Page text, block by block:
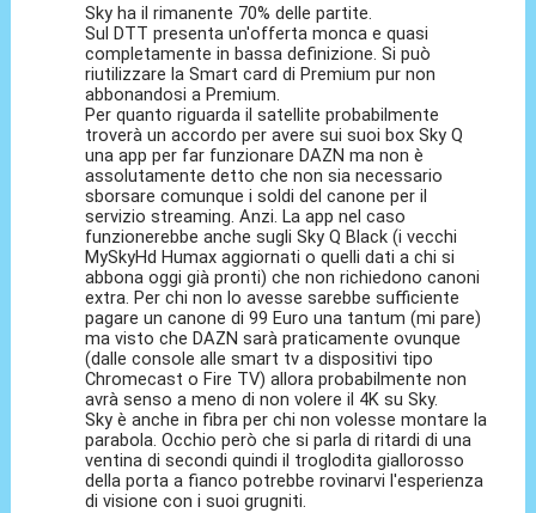
Sky ha il rimanente 70% delle partite.
Sul DTT presenta un'offerta monca e quasi
completamente in bassa definizione. Si può
riutilizzare la Smart card di Premium pur non
abbonandosi a Premium.
Per quanto riguarda il satellite probabilmente
troverà un accordo per avere sui suoi box Sky Q
una app per far funzionare DAZN ma non è
assolutamente detto che non sia necessario
sborsare comunque i soldi del canone per il
servizio streaming. Anzi. La app nel caso
funzionerebbe anche sugli Sky Q Black (i vecchi
MySkyHd Humax aggiornati o quelli dati a chi si
abbona oggi già pronti) che non richiedono canoni
extra. Per chi non lo avesse sarebbe sufficiente
pagare un canone di 99 Euro una tantum (mi pare)
ma visto che DAZN sarà praticamente ovunque
(dalle console alle smart tv a dispositivi tipo
Chromecast o Fire TV) allora probabilmente non
avrà senso a meno di non volere il 4K su Sky.
Sky è anche in fibra per chi non volesse montare la
parabola. Occhio però che si parla di ritardi di una
ventina di secondi quindi il troglodita giallorosso
della porta a fianco potrebbe rovinarvi l'esperienza
di visione con i suoi grugniti.